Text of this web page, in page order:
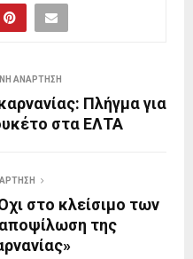
ΑΝΆΡΤΗΣΗ
Πλήγμα για
στα ΕΛΤΑ
στο κλείσιμο των
της